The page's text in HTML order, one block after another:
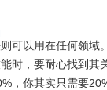
可以用在任何领域
时，要耐心找到其
，你其实只需要